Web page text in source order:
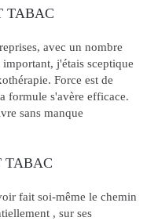
TABAC
avec un nombre
j'étais sceptique
Force est de
formule s'avère efficace.
sans manque
TABAC
fait soi-même le chemin
, sur ses